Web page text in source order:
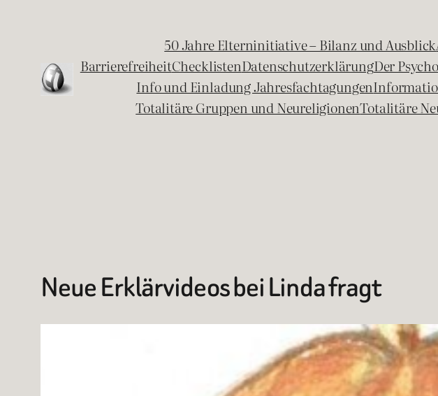
50 Jahre Elterninitiative – Bilanz und Ausblick
BarrierefreiheitChecklistenDatenschutzerklärungDer
Info und Einladung Jahresfachtagungen
Totalitäre Gruppen und NeureligionenTotalitäre
Neue Erklärvideos bei Linda fragt